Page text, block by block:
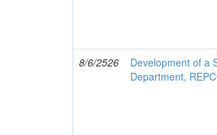
8/6/2526
Development of a
Department,